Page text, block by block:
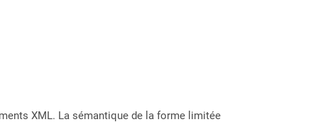
XML. La sémantique de la forme limitée